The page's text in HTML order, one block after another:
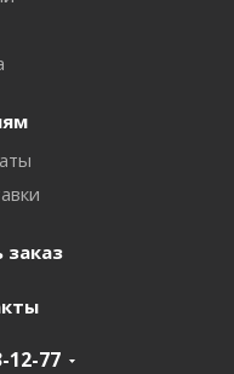
12-77